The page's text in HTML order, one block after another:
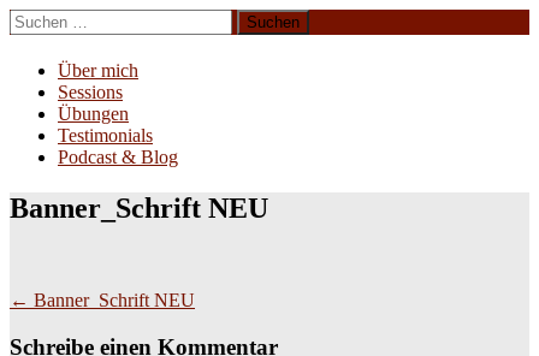
Zum
Inhalt
springen
Suchen
nach:
Über mich
Sessions
Übungen
Testimonials
Podcast & Blog
Banner_Schrift NEU
Beitragsnavigation
← Banner_Schrift NEU
Schreibe einen Kommentar